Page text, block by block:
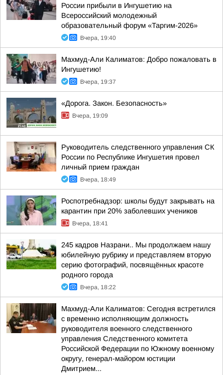
России прибыли в Ингушетию на
Всероссийский молодежный
образовательный форум «Таргим-2026»
Вчера, 19:40
Махмуд-Али Калиматов: Добро пожаловать в
Ингушетию!
Вчера, 19:37
«Дорога. Закон. Безопасность»
Вчера, 19:09
Руководитель следственного управления СК
России по Республике Ингушетия провел
личный прием граждан
Вчера, 18:49
Роспотребнадзор: школы будут закрывать на
карантин при 20% заболевших учеников
Вчера, 18:41
245 кадров Назрани.. Мы продолжаем нашу
юбилейную рубрику и представляем вторую
серию фотографий, посвящённых красоте
родного города
Вчера, 18:22
Махмуд-Али Калиматов: Сегодня встретился
с временно исполняющим должность
руководителя военного следственного
управления Следственного комитета
Российской Федерации по Южному военному
округу, генерал-майором юстиции
Дмитрием...